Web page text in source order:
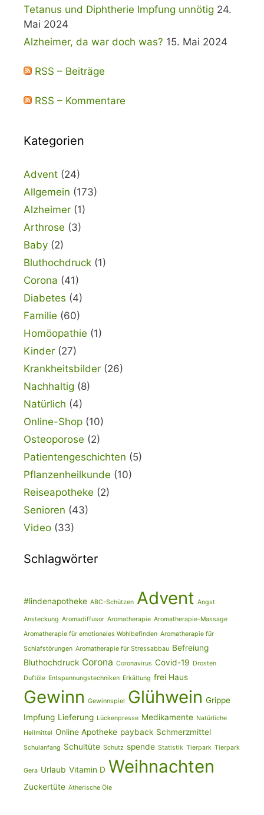
Tetanus und Diphtherie Impfung unnötig 24.
Mai 2024
Alzheimer, da war doch was? 15. Mai 2024
RSS – Beiträge
RSS – Kommentare
Kategorien
Advent (24)
Allgemein (173)
Alzheimer (1)
Arthrose (3)
Baby (2)
Bluthochdruck (1)
Corona (41)
Diabetes (4)
Familie (60)
Homöopathie (1)
Kinder (27)
Krankheitsbilder (26)
Nachhaltig (8)
Natürlich (4)
Online-Shop (10)
Osteoporose (2)
Patientengeschichten (5)
Pflanzenheilkunde (10)
Reiseapotheke (2)
Senioren (43)
Video (33)
Schlagwörter
#lindenapotheke ABC-Schützen Advent Angst
Ansteckung Aromadiffusor Aromatherapie Aromatherapie-Massage
Aromatherapie für emotionales Wohlbefinden Aromatherapie für
Schlafstörungen Aromatherapie für Stressabbau Befreiung
Bluthochdruck Corona Coronavirus Covid-19 Drosten
Duftöle Entspannungstechniken Erkältung frei Haus
Gewinn Gewinnspiel Glühwein Grippe
Impfung Lieferung Lückenpresse Medikamente Natürliche
Heilmittel Online Apotheke payback Schmerzmittel
Schulanfang Schultüte Schutz spende Statistik Tierpark Tierpark
Gera Urlaub Vitamin D Weihnachten
Zuckertüte Ätherische Öle